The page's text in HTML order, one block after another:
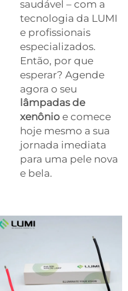
saudável – com a
tecnologia da LUMI
e profissionais
especializados.
Então, por que
esperar? Agende
agora o seu
lâmpadas de
xenônio e comece
hoje mesmo a sua
jornada imediata
para uma pele nova
e bela.